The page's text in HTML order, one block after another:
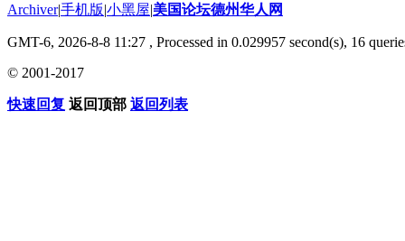
Archiver|手机版|小黑屋|美国论坛德州华人网
GMT-6, 2026-8-8 11:27 , Processed in 0.029957 second(s), 16
© 2001-2017
快速回复 返回顶部 返回列表